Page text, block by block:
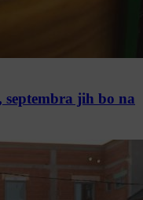
septembra jih bo na